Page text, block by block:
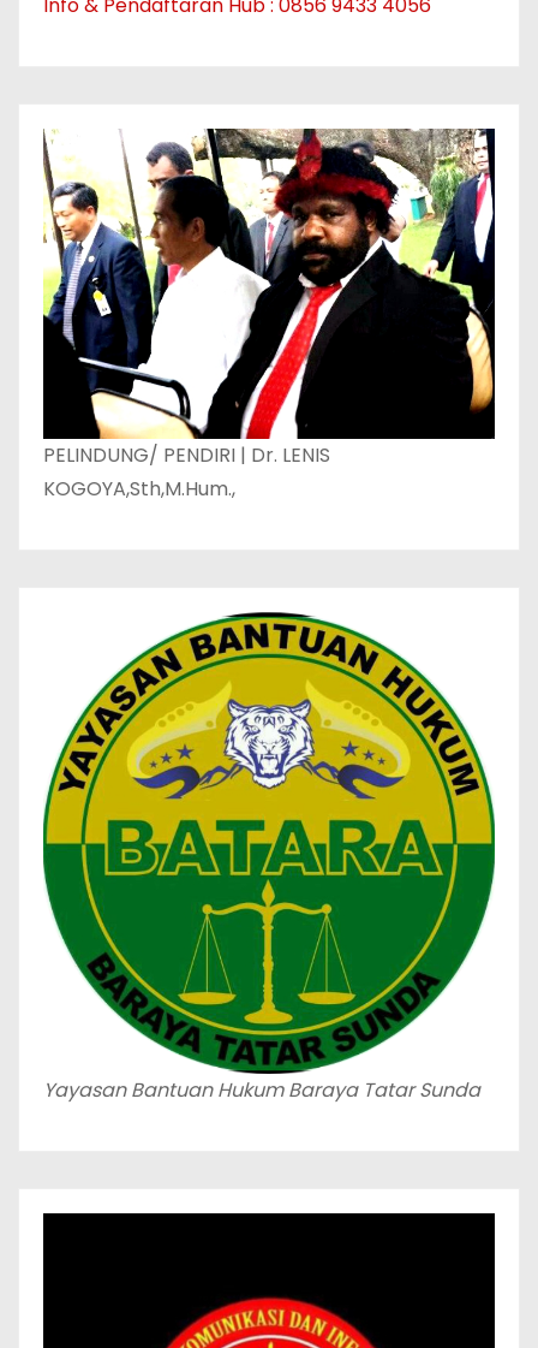
Info & Pendaftaran Hub : 0856 9433 4056
PELINDUNG/ PENDIRI | Dr. LENIS
KOGOYA,Sth,M.Hum.,
Yayasan Bantuan Hukum Baraya Tatar Sunda